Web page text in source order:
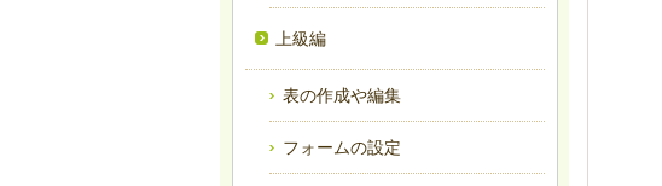
上級編
表の作成や編集
フォームの設定